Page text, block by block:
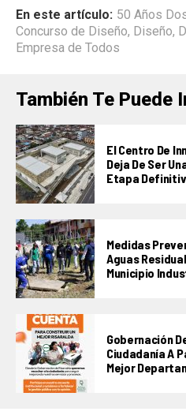
En este artículo: 50 Años
Concurso de Diseño, Diseño,
Empresa de Todos
También Te Puede
El Centro De
Deja De Ser
Etapa
Medidas
Aguas
Municipio
Gobernación
Ciudadanía A
Mejor